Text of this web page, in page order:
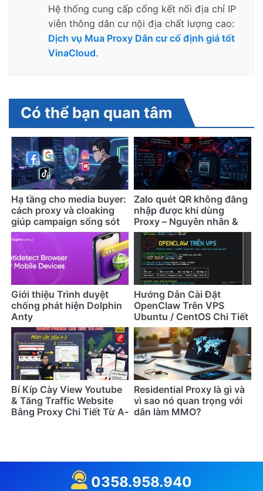
Hệ thống cung cấp cổng kết nối địa chỉ IP
viễn thông dân cư nội địa chất lượng cao:
Dịch vụ Mua Proxy Dân cư cố định giá tốt
VinaCloud.
Có thể bạn quan tâm
Hạ tầng cho media buyer:
cách proxy và cloaking
giúp campaign sống sót
lâu hơn
Zalo quét QR không đăng
nhập được khi dùng
Proxy – Nguyên nhân &
cách khắc phục
Giới thiệu Trình duyệt
chống phát hiện Dolphin
Anty
Hướng Dẫn Cài Đặt
OpenClaw Trên VPS
Ubuntu / CentOS Chi Tiết
Nhất (Cập Nhật 2026)
Bí Kíp Cày View Youtube
& Tăng Traffic Website
Bằng Proxy Chi Tiết Từ A-
Residential Proxy là gì và
vì sao nó quan trọng với
dân làm MMO?
0358.958.940